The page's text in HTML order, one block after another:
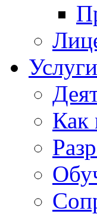
Услуги
Как